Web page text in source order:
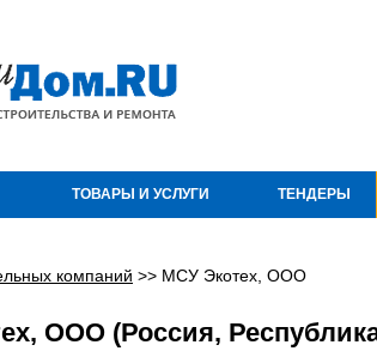
ТОВАРЫ И УСЛУГИ ТЕНДЕРЫ
компаний >> МСУ Экотех, ООО
ООО (Россия,